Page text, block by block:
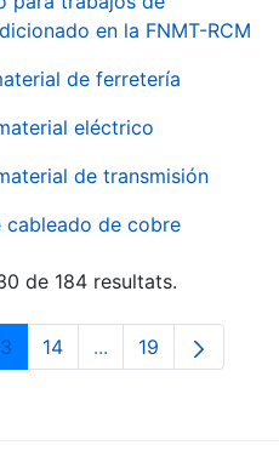
en la FNMT-RCM
de ferretería
eléctrico
de transmisión
cableado de cobre
de 184 resultats.
Utilitzeu TAB per
PàginaPàgina
14 ...PàginesPàgina
19